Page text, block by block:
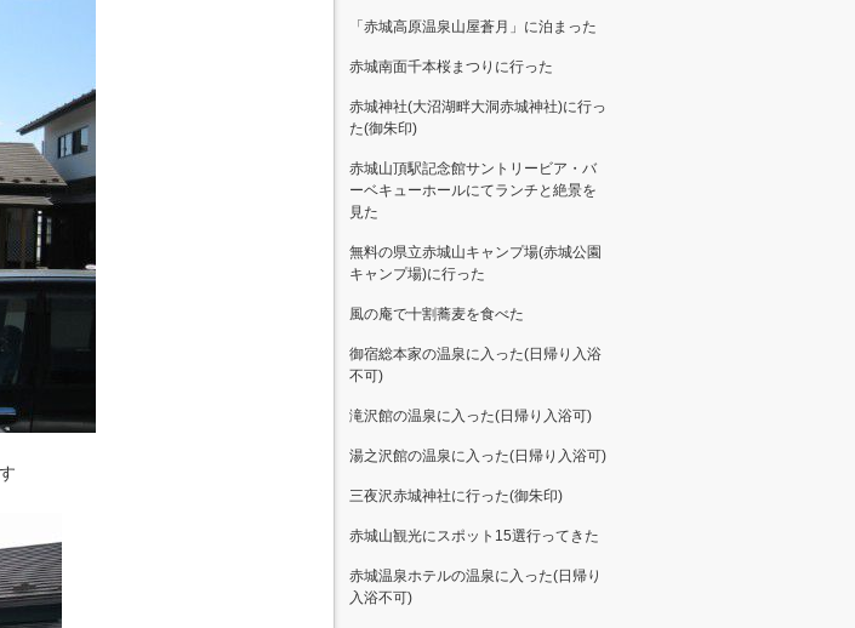
「赤城高原温泉山屋蒼月」に泊まった
赤城南面千本桜まつりに行った
赤城神社(大沼湖畔大洞赤城神社)に行っ
た(御朱印)
赤城山頂駅記念館サントリービア・バ
ーベキューホールにてランチと絶景を
見た
無料の県立赤城山キャンプ場(赤城公園
キャンプ場)に行った
風の庵で十割蕎麦を食べた
御宿総本家の温泉に入った(日帰り入浴
不可)
滝沢館の温泉に入った(日帰り入浴可)
湯之沢館の温泉に入った(日帰り入浴可)
三夜沢赤城神社に行った(御朱印)
赤城山観光にスポット15選行ってきた
赤城温泉ホテルの温泉に入った(日帰り
入浴不可)